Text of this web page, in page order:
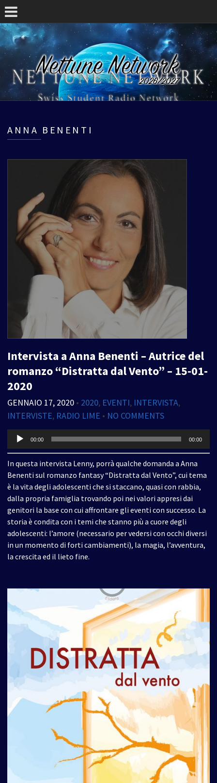
ANNA BENENTI
Intervista a Anna Benenti – Autrice del
romanzo “Distratta dal Vento” – 15-01-
2020
GENNAIO 17, 2020 • 2020, EVENTI, INTERVISTA,
INTERVISTE, RADIO LIME • NO COMMENTS
Audio
00:00 00:00
In questa intervista Lenny, porrà qualche domanda a Anna
Benenti sul romanzo fantasy “Distratta dal Vento”, cui tema
è la vita degli adolescenti che si staccano, quasi con rabbia,
dalla propria famiglia trovando poi nei valori appresi dai
genitori la base con cui affrontare gli eventi con successo. La
storia è condita con i temi che stanno più a cuore degli
adolescenti: l’amore (necessario per vedersi con occhi diversi
in un momento di forti cambiamenti), la magia, l’avventura,
la crescita ed il lieto fine.